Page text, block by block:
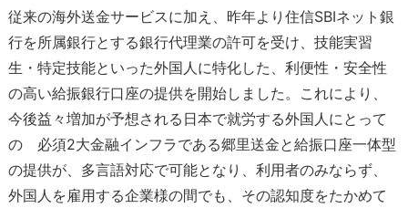
従来の海外送金サービスに加え、昨年より住信SBIネット銀
行を所属銀行とする銀行代理業の許可を受け、技能実習
生・特定技能といった外国人に特化した、利便性・安全性
の高い給振銀行口座の提供を開始しました。これにより、
今後益々増加が予想される日本で就労する外国人にとって
の 必須2大金融インフラである郷里送金と給振口座一体型
の提供が、多言語対応で可能となり、利用者のみならず、
外国人を雇用する企業様の間でも、その認知度をたかめて